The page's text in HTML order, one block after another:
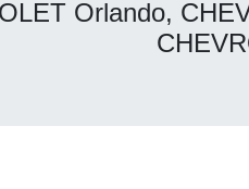
Orlando,